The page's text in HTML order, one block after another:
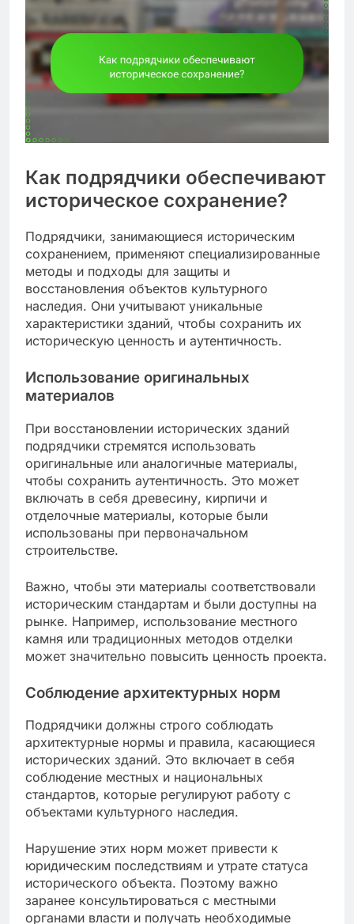
Как подрядчики обеспечивают
историческое сохранение?
Подрядчики, занимающиеся историческим
сохранением, применяют специализированные
методы и подходы для защиты и
восстановления объектов культурного
наследия. Они учитывают уникальные
характеристики зданий, чтобы сохранить их
историческую ценность и аутентичность.
Использование оригинальных
материалов
При восстановлении исторических зданий
подрядчики стремятся использовать
оригинальные или аналогичные материалы,
чтобы сохранить аутентичность. Это может
включать в себя древесину, кирпичи и
отделочные материалы, которые были
использованы при первоначальном
строительстве.
Важно, чтобы эти материалы соответствовали
историческим стандартам и были доступны на
рынке. Например, использование местного
камня или традиционных методов отделки
может значительно повысить ценность проекта.
Соблюдение архитектурных норм
Подрядчики должны строго соблюдать
архитектурные нормы и правила, касающиеся
исторических зданий. Это включает в себя
соблюдение местных и национальных
стандартов, которые регулируют работу с
объектами культурного наследия.
Нарушение этих норм может привести к
юридическим последствиям и утрате статуса
исторического объекта. Поэтому важно
заранее консультироваться с местными
органами власти и получать необходимые